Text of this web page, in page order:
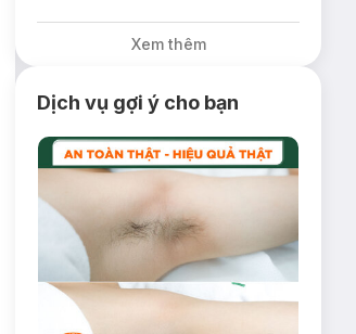
Xem thêm
Dịch vụ gợi ý cho bạn